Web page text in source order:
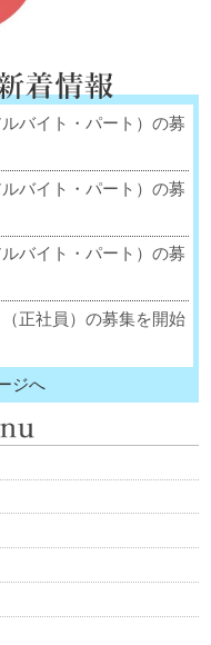
バイト・パート）の募
バイト・パート）の募
バイト・パート）の募
正社員）の募集を開始
ジへ